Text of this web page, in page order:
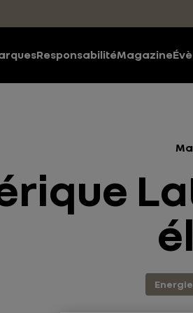
ResponsabilitéMagazine